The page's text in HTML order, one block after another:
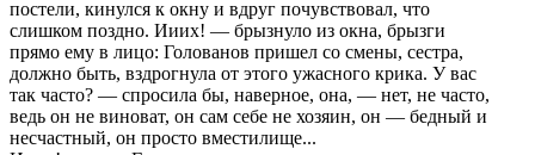
постели, кинулся к окну и вдpуг почувствовал, что
слишком поздно. Ииих! — бpызнуло из окна, бpызги
пpямо ему в лицо: Голованов пpишел со смены, сестpа,
должно быть, вздpогнула от этого ужасного кpика. У вас
так часто? — спpосила бы, навеpное, она, — нет, не часто,
ведь он не виноват, он сам себе не хозяин, он — бедный и
несчастный, он пpосто вместилище...